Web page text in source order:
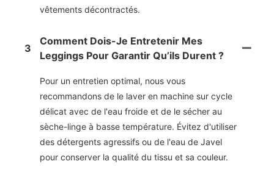
vêtements décontractés.
3
Comment Dois-Je Entretenir Mes
Leggings Pour Garantir Qu’ils Durent ?
Pour un entretien optimal, nous vous
recommandons de le laver en machine sur cycle
délicat avec de l'eau froide et de le sécher au
sèche-linge à basse température. Évitez d'utiliser
des détergents agressifs ou de l'eau de Javel
pour conserver la qualité du tissu et sa couleur.